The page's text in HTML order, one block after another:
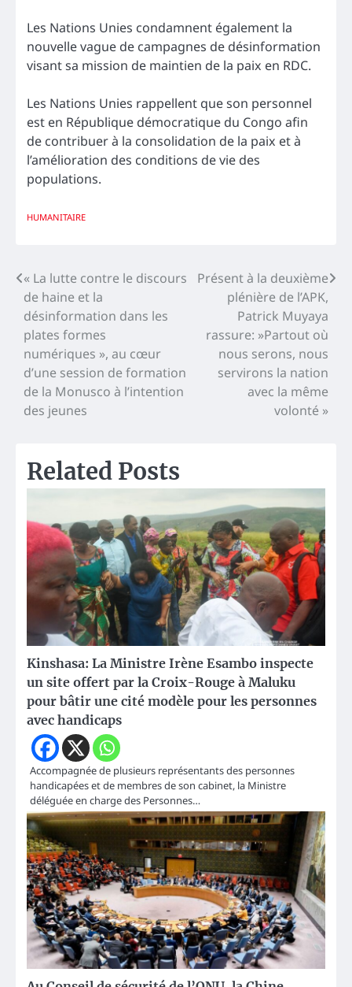
Les Nations Unies condamnent également la
nouvelle vague de campagnes de désinformation
visant sa mission de maintien de la paix en RDC.
Les Nations Unies rappellent que son personnel
est en République démocratique du Congo afin
de contribuer à la consolidation de la paix et à
l’amélioration des conditions de vie des
populations.
HUMANITAIRE
Navigation
de
l’article
« La lutte contre le discours
de haine et la
désinformation dans les
plates formes
numériques », au cœur
d’une session de formation
de la Monusco à l’intention
des jeunes
Présent à la deuxième
plénière de l’APK,
Patrick Muyaya
rassure: »Partout où
nous serons, nous
servirons la nation
avec la même
volonté »
Related Posts
Kinshasa: La Ministre Irène Esambo inspecte
un site offert par la Croix-Rouge à Maluku
pour bâtir une cité modèle pour les personnes
avec handicaps
Accompagnée de plusieurs représentants des personnes
handicapées et de membres de son cabinet, la Ministre
déléguée en charge des Personnes…